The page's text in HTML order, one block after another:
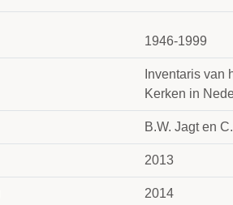
1946-1999
Inventaris van
Kerken in
B.W. Jagt en
2013
2014